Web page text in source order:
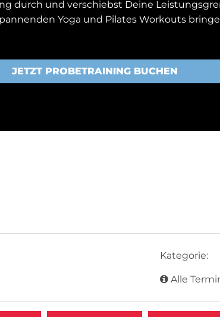
durch und verschiebst Deine
Yoga und Pilates Workouts
JETZT PROBETRAINING BUCHEN
Kategorie:
Alle